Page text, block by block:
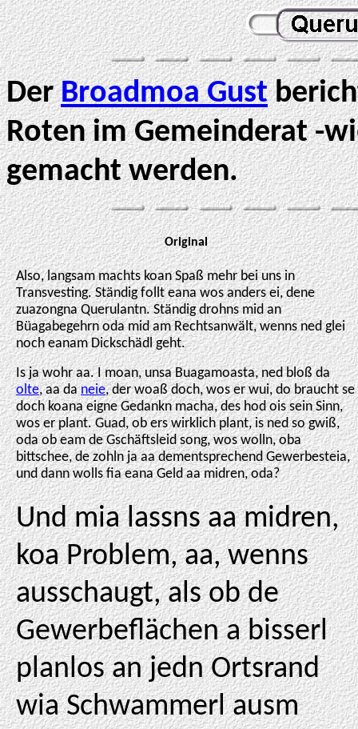
DerBroadmoa Gust
Roten im Gemeinderat -
gemacht werden.
Original
Also, langsam machts koan Spaß mehr bei uns in
Transvesting. Ständig follt eana wos anders ei, dene
zuazongna Querulantn. Ständig drohns mid an
Büagabegehrn oda mid am Rechtsanwält, wenns ned glei
noch eanam Dickschädl geht.
Is ja wohr aa. I moan, unsa Buagamoasta, ned bloß da
olte, aa daneie, der woaß doch, wos er wui, do braucht se
doch koana eigne Gedankn macha, des hod ois sein Sinn,
wos er plant. Guad, ob ers wirklich plant, is ned so gwiß,
oda ob eam de Gschäftsleid song, wos wolln, oba
bittschee, de zohln ja aa dementsprechend Gewerbesteia,
und dann wolls fia eana Geld aa midren, oda?
Und mia lassns aa midren,
koa Problem, aa, wenns
ausschaugt, als ob de
Gewerbeflächen a bisserl
planlos an jedn Ortsrand
wia Schwammerl ausm